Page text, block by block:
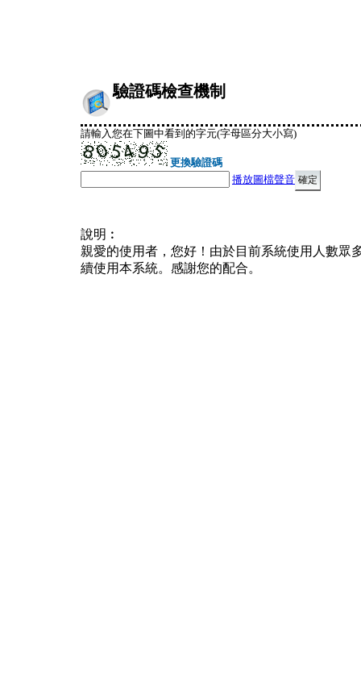
驗證碼檢查機制
請輸入您在下圖中看到的字元(字母區分大小寫)
更換驗證碼
播放圖檔聲音
說明︰
親愛的使用者，您好！由於目前系統使用人數眾
續使用本系統。感謝您的配合。